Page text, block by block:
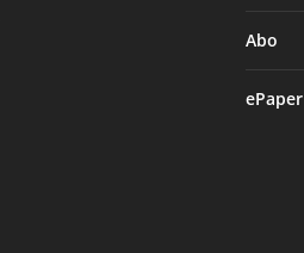
Abo
ePaper